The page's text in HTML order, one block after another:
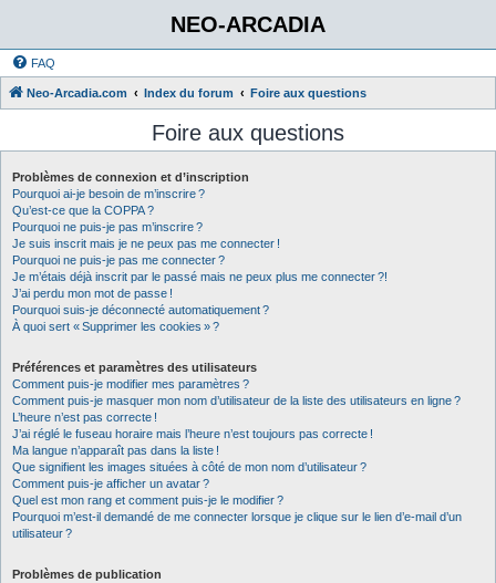
NEO-ARCADIA
FAQ
Neo-Arcadia.com Index du forum Foire aux questions
Foire aux questions
Problèmes de connexion et d’inscription
Pourquoi ai-je besoin de m’inscrire ?
Qu’est-ce que la COPPA ?
Pourquoi ne puis-je pas m’inscrire ?
Je suis inscrit mais je ne peux pas me connecter !
Pourquoi ne puis-je pas me connecter ?
Je m’étais déjà inscrit par le passé mais ne peux plus me connecter ?!
J’ai perdu mon mot de passe !
Pourquoi suis-je déconnecté automatiquement ?
À quoi sert « Supprimer les cookies » ?
Préférences et paramètres des utilisateurs
Comment puis-je modifier mes paramètres ?
Comment puis-je masquer mon nom d’utilisateur de la liste des utilisateurs en ligne ?
L’heure n’est pas correcte !
J’ai réglé le fuseau horaire mais l’heure n’est toujours pas correcte !
Ma langue n’apparaît pas dans la liste !
Que signifient les images situées à côté de mon nom d’utilisateur ?
Comment puis-je afficher un avatar ?
Quel est mon rang et comment puis-je le modifier ?
Pourquoi m’est-il demandé de me connecter lorsque je clique sur le lien d’e-mail d’un
utilisateur ?
Problèmes de publication